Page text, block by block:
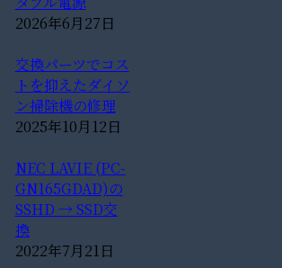
2026年6月27日
交換パーツでコス
トを抑えたダイソ
ン掃除機の修理
2025年10月12日
NEC LAVIE (PC-
GN165GDAD)の
SSHD → SSD交
換
2022年7月21日